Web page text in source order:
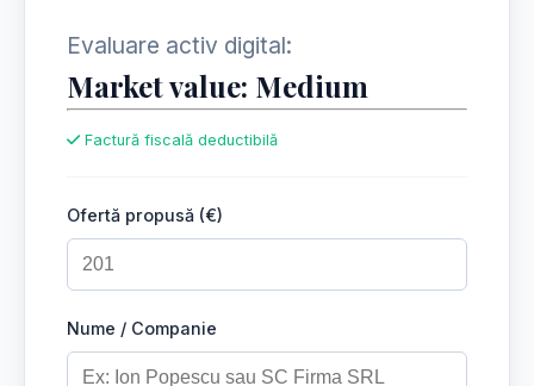
Evaluare activ digital:
Market value: Medium
Factură fiscală deductibilă
Ofertă propusă (€)
Nume / Companie